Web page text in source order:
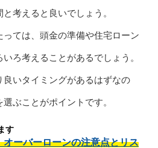
考えると良いでしょう。
ては、頭金の準備や住宅ローン
ろ考えることがあるでしょう。
良いタイミングがあるはずなの
ぶことがポイントです。
す
ーバーローンの注意点とリス